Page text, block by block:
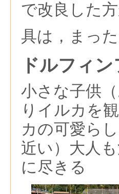
で改良した
具は，まっ
ドルフィ
小さな子供
りイルカを
カの可愛ら
近い）大人
に尽きる